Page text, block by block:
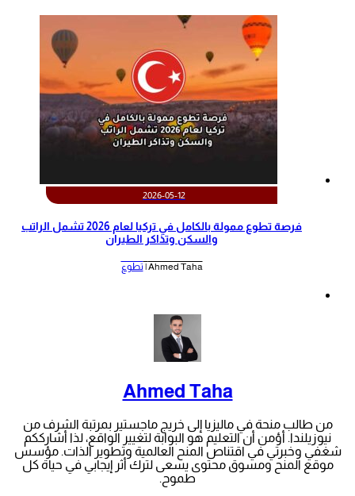
2026-05-12
‫فرصة تطوع ممولة بالكامل في تركيا لعام 2026 تشمل الراتب
والسكن وتذاكر الطيران‬
Ahmed Taha | تطوع
Ahmed Taha
من طالب منحة في ماليزيا إلى خريج ماجستير بمرتبة الشرف من
نيوزيلندا. أؤمن أن التعليم هو البوابة لتغيير الواقع، لذا أشارككم
شغفي وخبرتي في اقتناص المنح العالمية وتطوير الذات. مؤسس
موقع المنح ومسوق محتوى يسعى لترك أثر إيجابي في حياة كل
طموح.